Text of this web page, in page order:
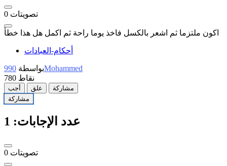
0 تصويتات
اكون ملتزما ثم اشعر بالكسل فاخذ يوما راحة ثم اكمل هل هذا خطأ
أحكام-العبادات
بواسطة990Mohammed
780 نقاط
أجب علق
مشاركة
مشاركة
عدد الإجابات: 1
0 تصويتات